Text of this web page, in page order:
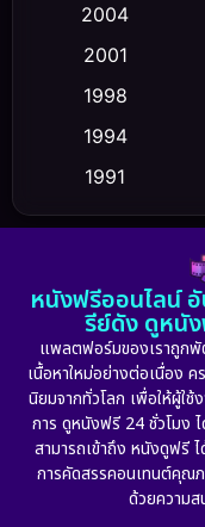
Crime อาชญากรร
Culture
Dance เต้น
Detective สืบสวน
Detective สืบสวน
Disaster
Disney+
2004
2001
1998
1994
1991
1986
1974
หนังฟรีออนไลน์
รีย์ดัง ดูหนั
แพลตฟอร์มของเราถูก
เนื้อหาใหม่อย่างต่อเนื่อง
นิยมจากทั่วโลก เพื่อให้ผู้ใ
การ ดูหนังฟรี 24 ชั่วโมง
สามารถเข้าถึง หนังดูฟรี
การคัดสรรคอนเทนต์คุณ
ด้วยความ